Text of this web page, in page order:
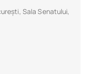
Sala Senatului,